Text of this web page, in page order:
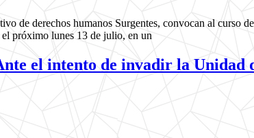
de derechos humanos Surgentes, convocan al
próximo lunes 13 de julio, en un
el intento de invadir la Unidad